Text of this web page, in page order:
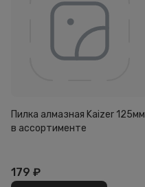
Пилка алмазная Kaizer 125мм
в ассортименте
179 ₽